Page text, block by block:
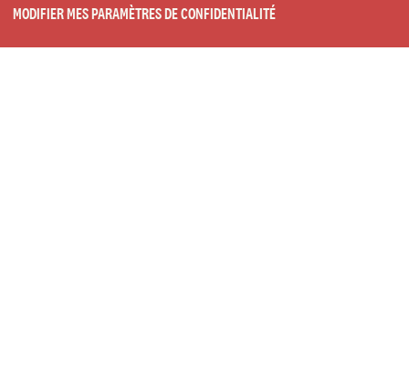
MODIFIER MES PARAMÈTRES DE CONFIDENTIALITÉ